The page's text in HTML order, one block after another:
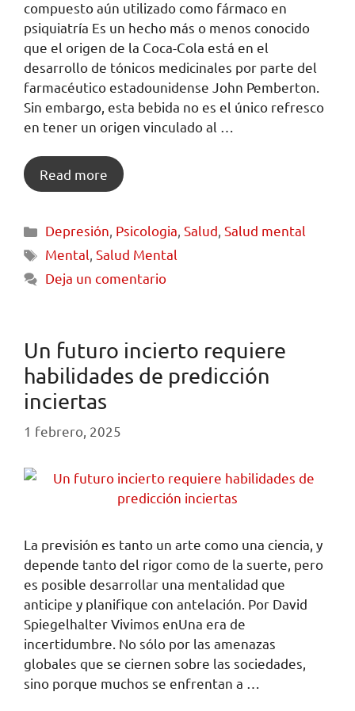
compuesto aún utilizado como fármaco en
psiquiatría Es un hecho más o menos conocido
que el origen de la Coca-Cola está en el
desarrollo de tónicos medicinales por parte del
farmacéutico estadounidense John Pemberton.
Sin embargo, esta bebida no es el único refresco
en tener un origen vinculado al …
Read more
Depresión, Psicologia,Salud,Salud mental
Mental,Salud Mental
Deja un comentario
Un futuro incierto requiere
habilidades de predicción
inciertas
1 febrero, 2025
La previsión es tanto un arte como una ciencia, y
depende tanto del rigor como de la suerte, pero
es posible desarrollar una mentalidad que
anticipe y planifique con antelación. Por David
Spiegelhalter Vivimos enUna era de
incertidumbre. No sólo por las amenazas
globales que se ciernen sobre las sociedades,
sino porque muchos se enfrentan a …